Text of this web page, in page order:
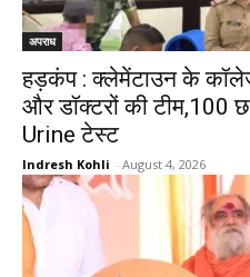
अपराध
हड़कंप : क्लेमेंटाउन के
और डॉक्टरों की टीम,100
Urine टेस्ट
Indresh Kohli - August 4, 2026